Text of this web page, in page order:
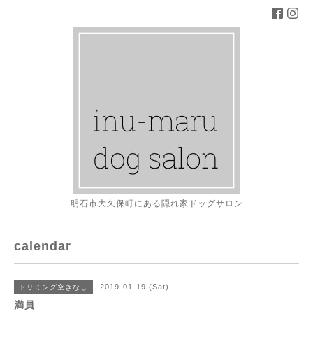
明石市大久保町にある隠れ家ドッグサロン
calendar
トリミング空きなし 2019-01-19 (Sat)
満員